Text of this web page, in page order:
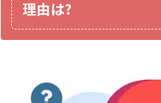
理由は?